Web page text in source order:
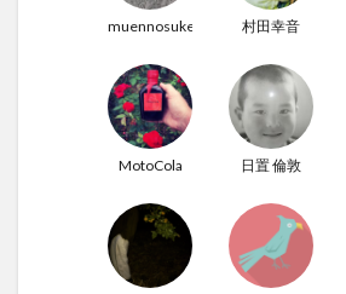
muennosuke 村田幸音
MotoCola 日置 倫敦